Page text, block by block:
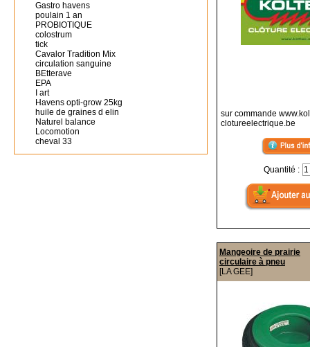
Gastro havens
poulain 1 an
PROBIOTIQUE
colostrum
tick
Cavalor Tradition Mix
circulation sanguine
BEtterave
EPA
I art
Havens opti-grow 25kg
huile de graines d elin
Naturel balance
Locomotion
cheval 33
sur commande
clotureelectrique.be
Quantité :
Mangeoire de prairie
circulaire à pneu
[LA GEE]